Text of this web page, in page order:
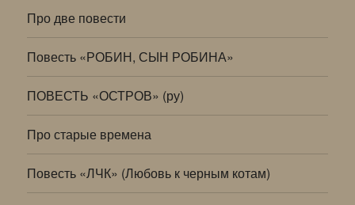
Про две повести
Повесть «РОБИН, СЫН РОБИНА»
ПОВЕСТЬ «ОСТРОВ» (ру)
Про старые времена
Повесть «ЛЧК» (Любовь к черным котам)